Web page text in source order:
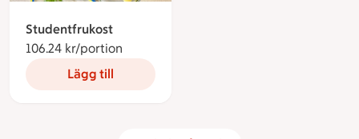
Studentfrukost
106.24 kr/portion
Lägg till